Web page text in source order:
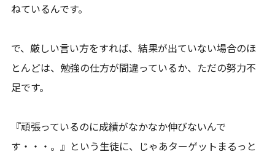
ねているんです。
で、厳しい言い方をすれば、結果が出ていない場合のほ
とんどは、勉強の仕方が間違っているか、ただの努力不
足です。
『頑張っているのに成績がなかなか伸びないんで
す・・・。』という生徒に、じゃあターゲットまるっと